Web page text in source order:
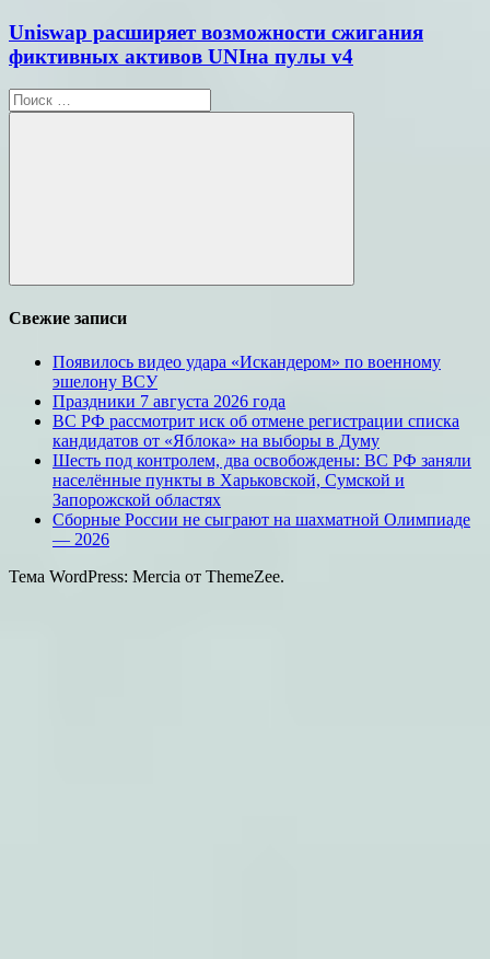
Uniswap расширяет возможности сжигания
фиктивных активов UNIна пулы v4
Поиск
для:
Поиск
Свежие записи
Появилось видео удара «Искандером» по военному
эшелону ВСУ
Праздники 7 августа 2026 года
ВС РФ рассмотрит иск об отмене регистрации списка
кандидатов от «Яблока» на выборы в Думу
Шесть под контролем, два освобождены: ВС РФ заняли
населённые пункты в Харьковской, Сумской и
Запорожской областях
Сборные России не сыграют на шахматной Олимпиаде
— 2026
Тема WordPress: Mercia от ThemeZee.